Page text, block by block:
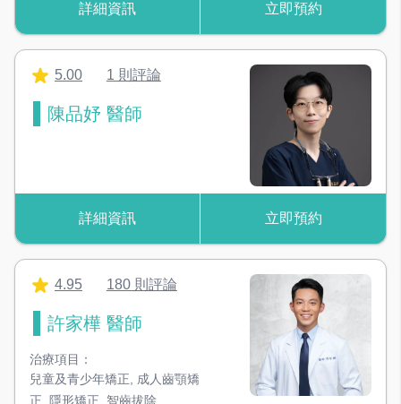
詳細資訊 立即預約
5.00 1 則評論
陳品妤 醫師
詳細資訊 立即預約
4.95 180 則評論
許家樺 醫師
治療項目：
兒童及青少年矯正
成人齒顎矯
正
隱形矯正 智齒拔除